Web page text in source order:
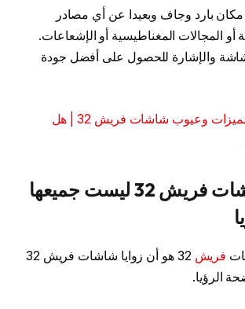
بارد وجاف وبعيدا عن أي مصادر
أو المجالات المغناطيسية أو الإشعاعات.
والإشارة للحصول على أفضل جودة
مميزات وعيوب شاشات فريش 32 | هل
3- زوايا شاشات فريش 32 ليست جميعها
فريش
32 هو أن زوايا شاشات فريش 32
الرؤيا.